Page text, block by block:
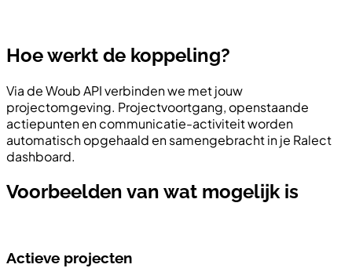
Hoe werkt de koppeling?
Via de Woub API verbinden we met jouw
projectomgeving. Projectvoortgang, openstaande
actiepunten en communicatie-activiteit worden
automatisch opgehaald en samengebracht in je Ralect
dashboard.
Voorbeelden van wat mogelijk is
Actieve projecten